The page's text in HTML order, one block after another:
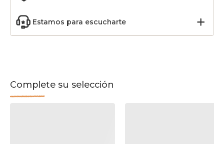
Estamos para escucharte
Complete su selección